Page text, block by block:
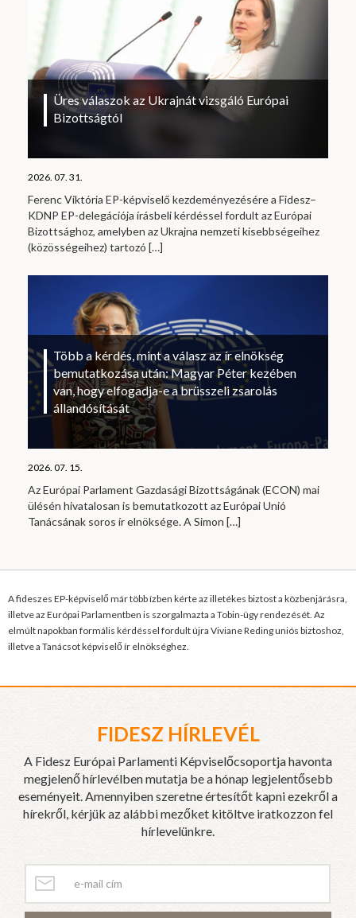
Üres válaszok az Ukrajnát vizsgáló Európai
Bizottságtól
2026. 07. 31.
Ferenc Viktória EP-képviselő kezdeményezésére a Fidesz–
KDNP EP-delegációja írásbeli kérdéssel fordult az Európai
Bizottsághoz, amelyben az Ukrajna nemzeti kisebbségeihez
(közösségeihez) tartozó […]
Több a kérdés, mint a válasz az ír elnökség
bemutatkozása után: Magyar Péter kezében
van, hogy elfogadja-e a brüsszeli zsarolás
állandósítását
2026. 07. 15.
Az Európai Parlament Gazdasági Bizottságának (ECON) mai
ülésén hivatalosan is bemutatkozott az Európai Unió
Tanácsának soros ír elnöksége. A Simon […]
A fideszes EP-képviselő már több ízben kérte az illetékes biztost a közbenjárásra,
illetve az Európai Parlamentben is szorgalmazta a Tobin-ügy rendezését. Az
elmúlt napokban formális kérdéssel fordult újra Viviane Reding uniós biztoshoz,
illetve a Tanácsot képviselő ír elnökséghez.
FIDESZ HÍRLEVÉL
A Fidesz Európai Parlamenti Képviselőcsoportja havonta
megjelenő hírlevélben mutatja be a hónap legjelentősebb
eseményeit. Amennyiben szeretne értesítőt kapni ezekről a
hírekről, kérjük az alábbi mezőket kitöltve iratkozzon fel
hírlevelünkre.